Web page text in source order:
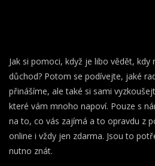
Jak si pomoci, když je libo vědět, kdy
důchod? Potom se podívejte, jaké
přinášíme, ale také si sami
které vám mnoho napoví. Pouze s
na to, co vás zajímá a to opravdu z
online i vždy jen zdarma. Jsou to
nutno znát.